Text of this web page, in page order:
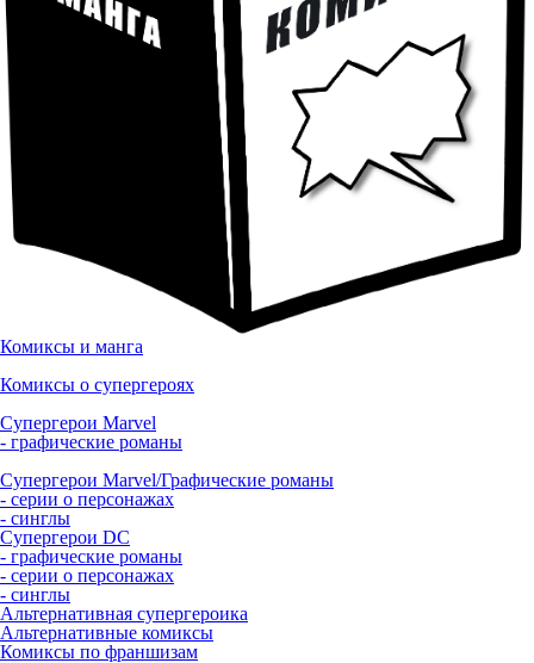
Комиксы и манга
Комиксы о супергероях
Супергерои Marvel
- графические романы
Супергерои Marvel/Графические романы
- серии о персонажах
- синглы
Супергерои DC
- графические романы
- серии о персонажах
- синглы
Альтернативная супергероика
Альтернативные комиксы
Комиксы по франшизам